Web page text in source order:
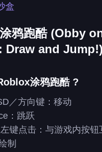
盒
鸦跑酷 (Obby
Draw and Jump!)
涂鸦跑酷 ?
／方向键：移动
：跳跃
键点击：与游戏内按钮
制